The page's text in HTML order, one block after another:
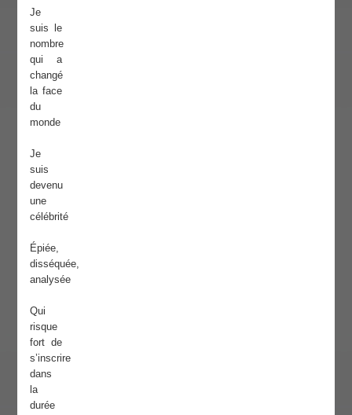
Je
suis le
nombre
qui a
changé
la face
du
monde
Je
suis
devenu
une
célébrité
Épiée,
disséquée,
analysée
Qui
risque
fort de
s’inscrire
dans
la
durée